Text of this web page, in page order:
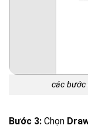
các bước
Bước 3: Chọn